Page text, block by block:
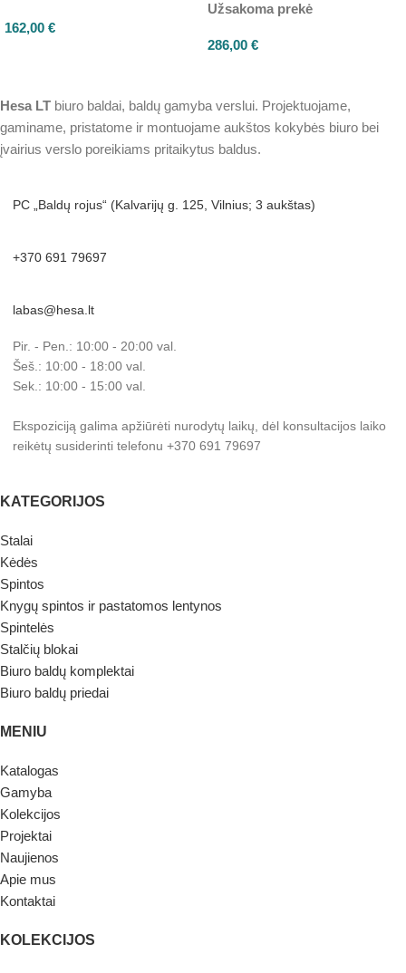
162,00 €
Užsakoma prekė
286,00 €
Hesa LT biuro baldai, baldų gamyba verslui. Projektuojame,
gaminame, pristatome ir montuojame aukštos kokybės biuro bei
įvairius verslo poreikiams pritaikytus baldus.
PC „Baldų rojus“ (Kalvarijų g. 125, Vilnius; 3 aukštas)
+370 691 79697
labas@hesa.lt
Pir. - Pen.: 10:00 - 20:00 val.
Šeš.: 10:00 - 18:00 val.
Sek.: 10:00 - 15:00 val.
Ekspoziciją galima apžiūrėti nurodytų laikų, dėl konsultacijos laiko
reikėtų susiderinti telefonu +370 691 79697
KATEGORIJOS
Stalai
Kėdės
Spintos
Knygų spintos ir pastatomos lentynos
Spintelės
Stalčių blokai
Biuro baldų komplektai
Biuro baldų priedai
MENIU
Katalogas
Gamyba
Kolekcijos
Projektai
Naujienos
Apie mus
Kontaktai
KOLEKCIJOS